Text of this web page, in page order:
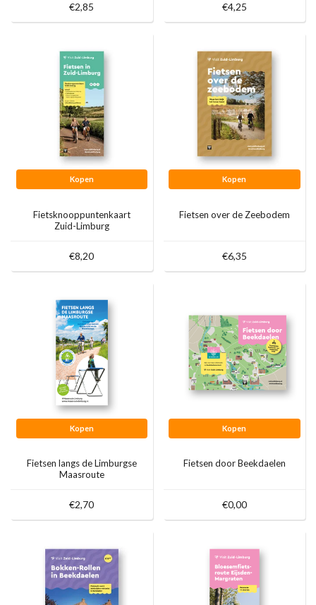
€2,85 €4,25
Kopen
Fietsknooppuntenkaart
Zuid-Limburg
€8,20
Kopen
Fietsen over de Zeebodem
€6,35
Kopen
Fietsen langs de Limburgse
Maasroute
€2,70
Kopen
Fietsen door Beekdaelen
€0,00